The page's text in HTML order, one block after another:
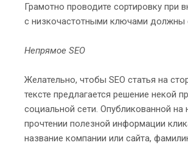
Грамотно проводите сортировку
с низкочастотными ключами должны
Непрямое SEO
Желательно, чтобы SEO статья на
тексте предлагается решение некой
социальной сети. Опубликованной
прочтении полезной информации
название компании или сайта,